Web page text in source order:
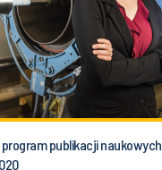
publikacji naukowych